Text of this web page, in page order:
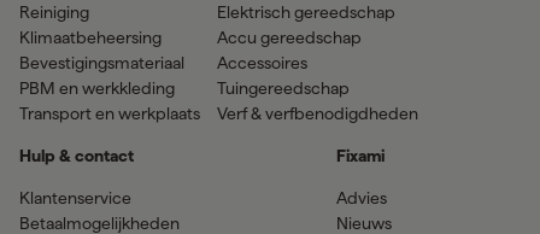
Reiniging
Klimaatbeheersing
Bevestigingsmateriaal
PBM en werkkleding
Transport en werkplaats
Elektrisch gereedschap
Accu gereedschap
Accessoires
Tuingereedschap
Verf & verfbenodigdheden
Hulp & contact
Klantenservice
Betaalmogelijkheden
Fixami
Advies
Nieuws